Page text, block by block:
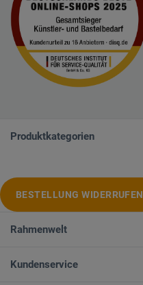
Produktkategorien
BESTELLUNG WIDERRUFEN
Rahmenwelt
Kundenservice